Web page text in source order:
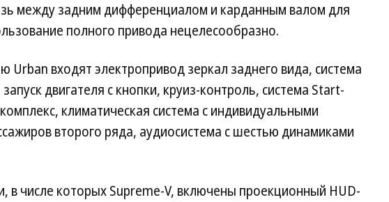
между задним дифференциалом и карданным валом для
полного привода нецелесообразно.
Urban входят электропривод зеркал заднего вида, система
двигателя с кнопки, круиз-контроль, система Start-
климатическая система с индивидуальными
второго ряда, аудиосистема с шестью динамиками
в числе которых Supreme-V, включены проекционный HUD-